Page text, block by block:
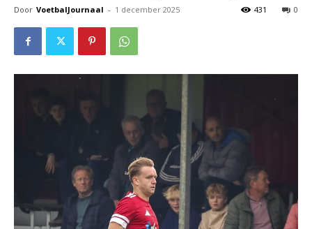
Door VoetbalJournaal - 1 december 2025 0
431